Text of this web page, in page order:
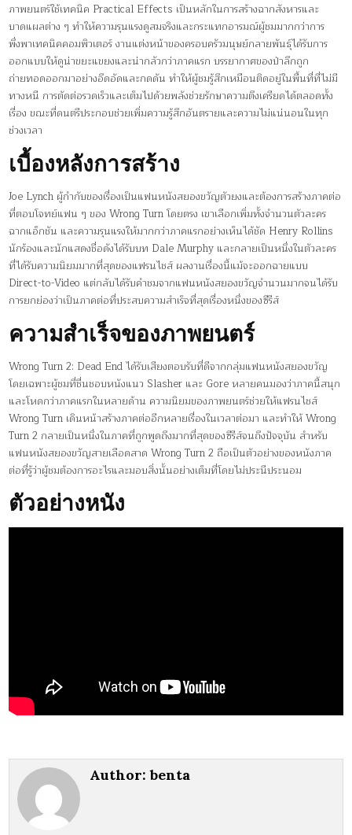
ภาพยนตร์ใช้เทคนิค Practical Effects เป็นหลักในการสร้างฉากสังหารและ
บาดแผลต่าง ๆ ทำให้ความรุนแรงดูสมจริงและกระแทกอารมณ์ผู้ชมมากกว่าการ
พึ่งพาเทคนิคคอมพิวเตอร์ งานแต่งหน้าของครอบครัวมนุษย์กลายพันธุ์ได้รับการ
ออกแบบให้ดูน่าขยะแขยงและน่ากลัวกว่าภาคแรก บรรยากาศของป่าลึกถูก
ถ่ายทอดออกมาอย่างอึดอัดและกดดัน ทำให้ผู้ชมรู้สึกเหมือนติดอยู่ในพื้นที่ที่ไม่มี
ทางหนี การตัดต่อรวดเร็วและเต็มไปด้วยพลังช่วยรักษาความตึงเครียดได้ตลอดทั้ง
เรื่อง ขณะที่ดนตรีประกอบช่วยเพิ่มความรู้สึกอันตรายและความไม่แน่นอนในทุก
ช่วงเวลา
เบื้องหลังการสร้าง
Joe Lynch ผู้กำกับของเรื่องเป็นแฟนหนังสยองขวัญตัวยงและต้องการสร้างภาคต่อ
ที่ตอบโจทย์แฟน ๆ ของ Wrong Turn โดยตรง เขาเลือกเพิ่มทั้งจำนวนตัวละคร
ฉากแอ็กชัน และความรุนแรงให้มากกว่าภาคแรกอย่างเห็นได้ชัด Henry Rollins
นักร้องและนักแสดงชื่อดังได้รับบท Dale Murphy และกลายเป็นหนึ่งในตัวละคร
ที่ได้รับความนิยมมากที่สุดของแฟรนไชส์ ผลงานเรื่องนี้แม้จะออกฉายแบบ
Direct-to-Video แต่กลับได้รับคำชมจากแฟนหนังสยองขวัญจำนวนมากจนได้รับ
การยกย่องว่าเป็นภาคต่อที่ประสบความสำเร็จที่สุดเรื่องหนึ่งของซีรีส์
ความสำเร็จของภาพยนตร์
Wrong Turn 2: Dead End ได้รับเสียงตอบรับที่ดีจากกลุ่มแฟนหนังสยองขวัญ
โดยเฉพาะผู้ชมที่ชื่นชอบหนังแนว Slasher และ Gore หลายคนมองว่าภาคนี้สนุก
และโหดกว่าภาคแรกในหลายด้าน ความนิยมของภาพยนตร์ช่วยให้แฟรนไชส์
Wrong Turn เดินหน้าสร้างภาคต่ออีกหลายเรื่องในเวลาต่อมา และทำให้ Wrong
Turn 2 กลายเป็นหนึ่งในภาคที่ถูกพูดถึงมากที่สุดของซีรีส์จนถึงปัจจุบัน สำหรับ
แฟนหนังสยองขวัญสายเลือดสาด Wrong Turn 2 ถือเป็นตัวอย่างของหนังภาค
ต่อที่รู้ว่าผู้ชมต้องการอะไรและมอบสิ่งนั้นอย่างเต็มที่โดยไม่ประนีประนอม
ตัวอย่างหนัง
Author:benta